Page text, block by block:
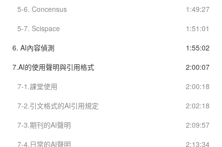
1:49:27
5-6. Concensus
1:51:01
5-7. Scispace
1:55:02
6. AI內容偵測
2:00:07
7.AI的使用聲明與引用格式
2:00:18
7-1.課堂使用
2:02:18
7-2.引文格式的AI引用規定
2:09:57
7-3.期刊的AI聲明
2:13:34
7-4.日常的AI聲明